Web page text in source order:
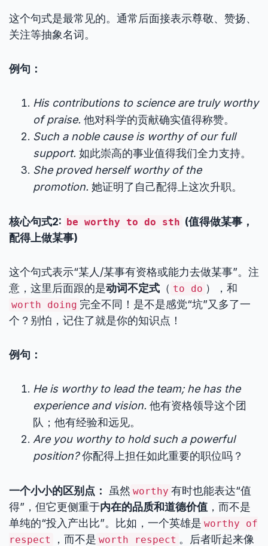
这个句式是最常见的。通常后面接表示尊敬、赞扬、
关注等抽象名词。
例句：
His contributions to science are truly worthy
of praise. 他对科学的贡献确实值得称赞。
Such a noble cause is worthy of our full
support. 如此崇高的事业值得我们全力支持。
She proved herself worthy of the
promotion. 她证明了自己配得上这次升职。
核心句式2: be worthy to do sth (值得做某事，
配得上做某事)
这个句式表示“某人/某事有资格或能力去做某事”。注
意，这里后面跟的是动词不定式 （ to do ），和
worth doing 完全不同！是不是感觉“坑”又多了一
个？别怕，记住了就是你的知识点！
例句：
He is worthy to lead the team; he has the
experience and vision. 他有资格领导这个团
队；他有经验和远见。
Are you worthy to hold such a powerful
position?你配得上担任如此重要的职位吗？
一个小小的区别点： 虽然 worthy 有时也能表达“值
得”，但它更侧重于内在的品质和道德价值 ，而不是
单纯的“投入产出比”。比如，一个英雄是 worthy of
respect
，而不是 worth respect 。后者听起来像